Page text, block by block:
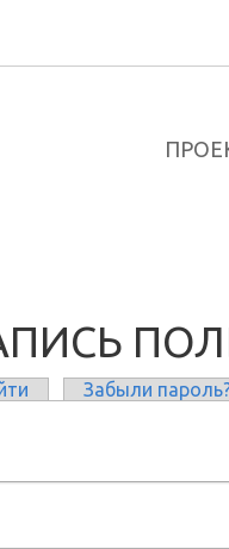
вкладка)Забыли